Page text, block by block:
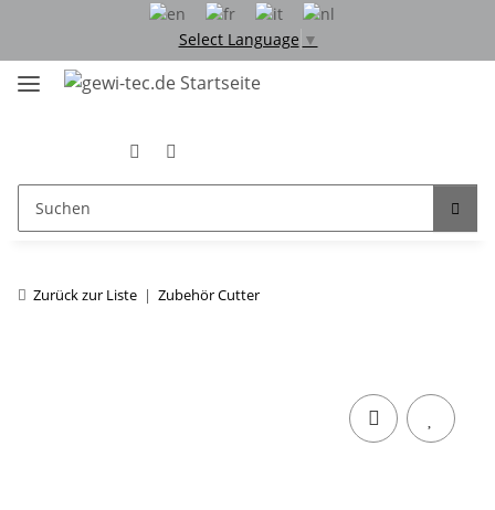
Select Language ▼
Zurück zur Liste Zubehör Cutter